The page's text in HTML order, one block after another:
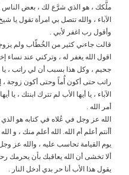
ملَّكك ، هو الذي شرَّع لك ، بعض الناس
الآباء ، والله تتصل بي امرأة تقول
وأقول رب اغفر لأبي .
قالت جاءني كثير من الخُطّاب ولم
اقول الله يغفر له ، وتركني عند نساء
جحيم ، وكل هذا بسبب أن لي راتب ، يا
راتب حتى أكون أُماً وحتى أكون زوجة ،
الآباء ، يا أيها الأب لم تترك ابنتك ،
أمر الله .
الله عز وجل في عُلاه في كتابه هو الذي
أأنتم أعلم أم الله. الله أعلم منك ، و
يوم القيامة تحاسب عليه ، والله عز
ألا تخشى أن الله يعاقبك بأن يحرمك
يقول هذا الأب أنا حر بدي أدخل النار .